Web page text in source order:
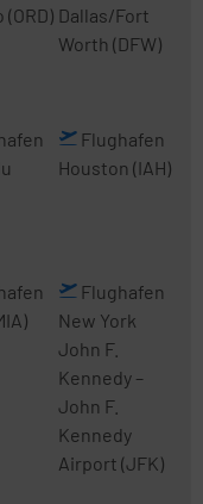
(ORD) Dallas/Fort
Worth (DFW)
Flughafen
Houston (IAH)
Flughafen
New York
John F.
Kennedy –
John F.
Kennedy
Airport (JFK)